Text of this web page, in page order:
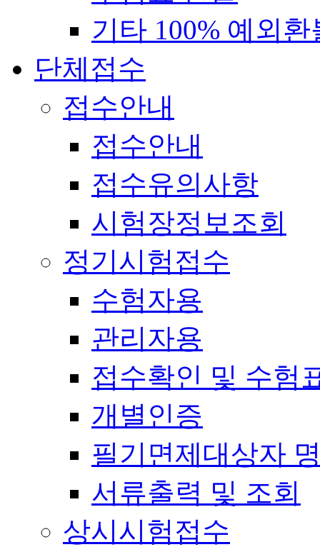
기타 100% 예외환
단체접수
접수안내
접수안내
접수유의사항
시험장정보조회
정기시험접수
수험자용
관리자용
접수확인 및 수험
개별인증
필기면제대상자
서류출력 및 조회
상시시험접수